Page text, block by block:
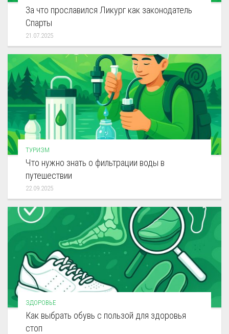
За что прославился Ликург как законодатель
Спарты
21.07.2025
ТУРИЗМ
Что нужно знать о фильтрации воды в
путешествии
22.09.2025
ЗДОРОВЬЕ
Как выбрать обувь с пользой для здоровья
стоп